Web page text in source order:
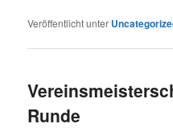
Veröffentlicht unter
Runde